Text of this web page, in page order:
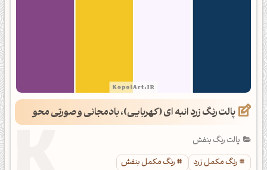
پالت رنگ زرد انبه ای (کهربایی)، بادمجانی و صورتی محو
پالت رنگ بنفش
رنگ مکمل زرد
رنگ مکمل بنفش